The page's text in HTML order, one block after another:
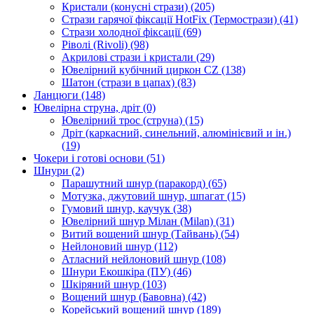
Кристали (конусні стрази) (205)
Стрази гарячої фіксації HotFix (Термострази) (41)
Стрази холодної фіксації(69)
Ріволі (Rivoli) (98)
Акрилові стрази і кристали (29)
Ювелірний кубічний циркон CZ (138)
Шатон (стрази в цапах) (83)
Ланцюги (148)
Ювелірна струна, дріт (0)
Ювелірний трос (струна) (15)
Дріт (каркасний, синельний, алюмінієвий и ін.)
(19)
Чокери і готові основи (51)
Шнури (2)
Парашутний шнур (паракорд) (65)
Мотузка, джутовий шнур, шпагат (15)
Гумовий шнур, каучук (38)
Ювелірний шнур Мілан (Milan) (31)
Витий вощений шнур (Тайвань) (54)
Нейлоновий шнур (112)
Атласний нейлоновий шнур (108)
Шнури Екошкіра (ПУ) (46)
Шкіряний шнур (103)
Вощений шнур (Бавовна) (42)
Корейський вощений шнур (189)